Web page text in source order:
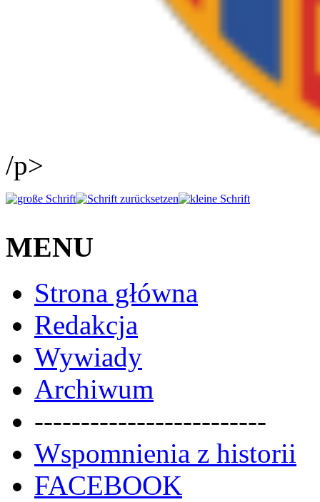
/p>
MENU
Strona główna
Redakcja
Wywiady
Archiwum
-------------------------
Wspomnienia z historii
FACEBOOK